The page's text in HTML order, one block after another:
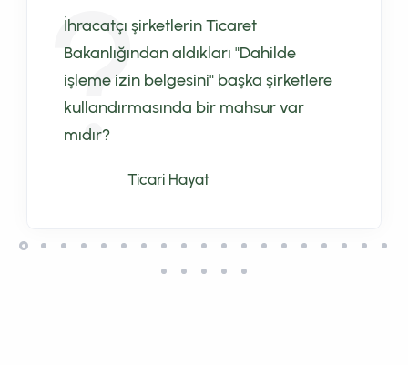
İhracatçı şirketlerin Ticaret
Bakanlığından aldıkları "Dahilde
işleme izin belgesini" başka şirketlere
kullandırmasında bir mahsur var
mıdır?
Ticari Hayat